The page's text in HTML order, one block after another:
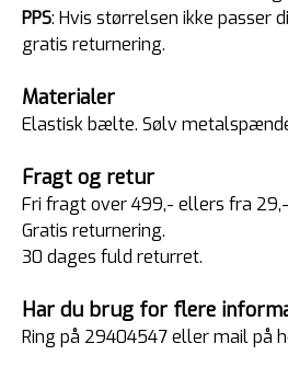
PPS: Hvis størrelsen ikke passer
gratis returnering.
Materialer
Elastisk bælte. Sølv
Fragt og retur
Fri fragt over 499,- ellers fra 29,-
Gratis returnering.
30 dages fuld returret.
Har du brug for flere
Ring på 29404547 eller mail på